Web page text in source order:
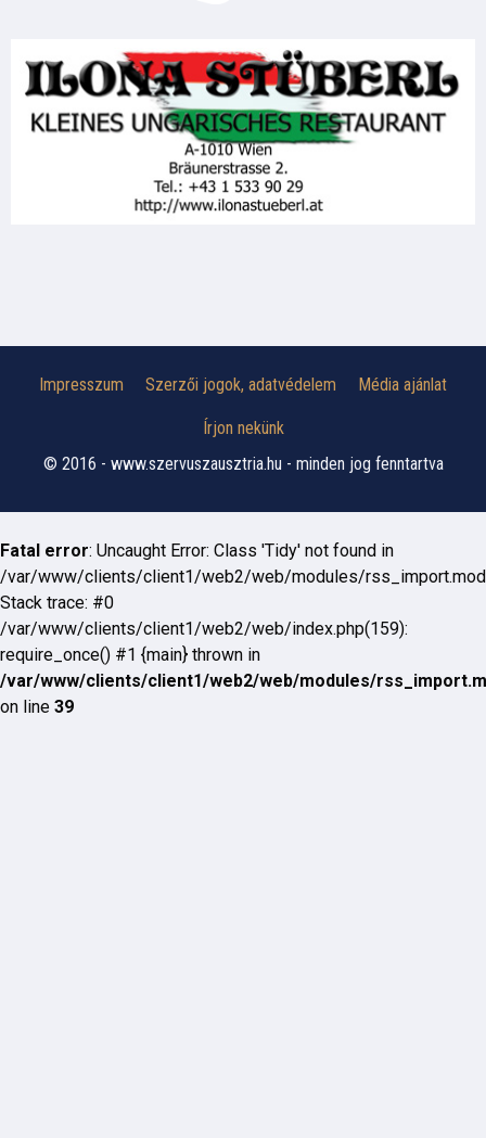
Impresszum Szerzői jogok, adatvédelem Média ajánlat
Írjon nekünk
© 2016 - www.szervuszausztria.hu - minden jog fenntartva
Fatal error: Uncaught Error: Class 'Tidy' not found in
/var/www/clients/client1/web2/web/modules/
Stack trace: #0
/var/www/clients/client1/web2/web/index.php(159):
require_once() #1 {main} thrown in
/var/www/clients/client1/web2/web/modules/
on line 39